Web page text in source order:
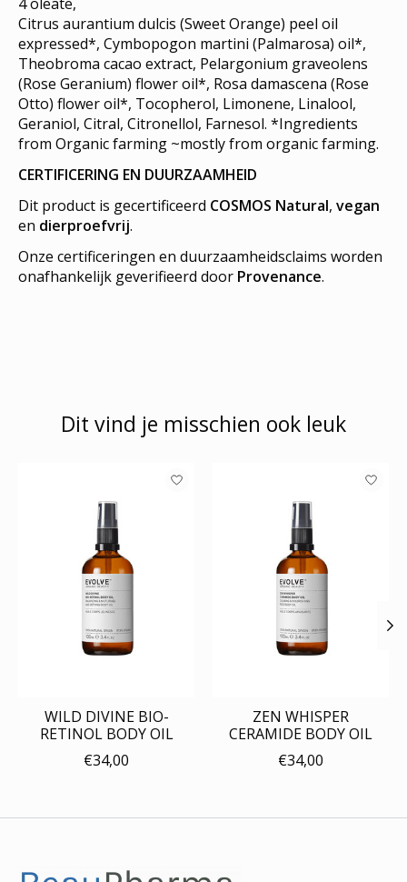
Citrus aurantium dulcis (Sweet Orange) peel oil
expressed*, Cymbopogon martini (Palmarosa) oil*,
Theobroma cacao extract, Pelargonium graveolens
(Rose Geranium) flower oil*, Rosa damascena (Rose
Otto) flower oil*, Tocopherol, Limonene, Linalool,
Geraniol, Citral, Citronellol, Farnesol. *Ingredients
from Organic farming ~mostly from organic farming.
CERTIFICERING EN DUURZAAMHEID
Dit product is gecertificeerd COSMOS Natural, vegan
en dierproefvrij.
Onze certificeringen en duurzaamheidsclaims worden
onafhankelijk geverifieerd door Provenance.
Dit vind je misschien ook leuk
Items van productcarrousel
WILD DIVINE BIO-
RETINOL BODY OIL
€34,00
ZEN WHISPER
CERAMIDE BODY OIL
€34,00